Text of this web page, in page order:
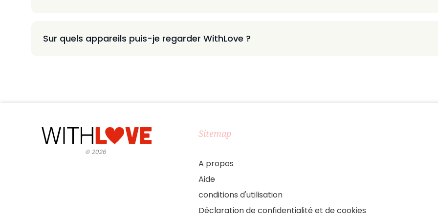
Sur quels appareils puis-je regarder WithLove ?
©2026
Sitemap
A propos
Aide
conditions d'utilisation
Déclaration de confidentialité et de cookies